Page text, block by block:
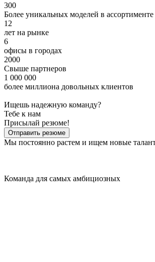
300
Более уникальных моделей в ассортименте
12
лет на рынке
6
офисы в городах
2000
Свыше партнеров
1 000 000
более миллиона довольных клиентов
Ищешь надежную команду?
Тебе к нам
Присылай резюме!
Отправить резюме
Мы постоянно растем и ищем новые
Команда для самых амбициозных